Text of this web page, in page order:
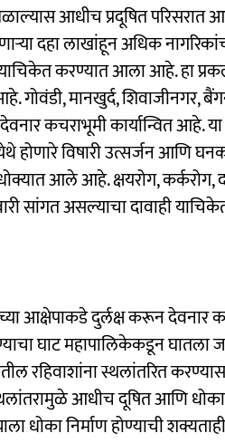
आधीच प्रदूषित परिसरात
दहा लाखांहून अधिक
करण्यात आला आहे. हा
गोवंडी, मानखुर्द, शिवाजीनगर,
कचराभूमी कार्यान्वित
होणारे विषारी उत्सर्जन आणि
आले आहे. क्षयरोग,
सांगत असल्याचा दावाही
आक्षेपाकडे दुर्लक्ष करून देवनार
घाट महापालिकेकडून घातला
रहिवाशांना स्थलांतरित
आधीच दूषित आणि
धोका निर्माण होण्याची